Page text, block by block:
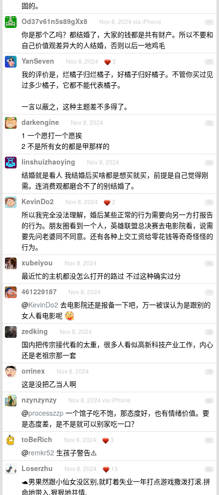
固的。
71
Od37v61n5s89gXx8 Nov 8, 2024 via iPhone
你是那个乙吗？都结婚了，大家的钱都是共有财产。所以不要和
自己价值观差异大的人结婚，否则以后一地鸡毛
72
YanSeven Nov 8, 2024 3
我的评价是，烂橘子归烂橘子，好橘子归好橘子。不管你买过见
过多少橘子，它都不能代表橘子。
一言以蔽之，这种主题差不多得了。
73
darkengine Nov 8, 2024
1 一个愿打一个愿挨
2 不是所有女的都是甲那样的
74
linshuizhaoying Nov 8, 2024
结婚就是看人 我结婚后买啥都是想买就买，前提是自己觉得刚
需。连消费观都磨合不了的别结婚了。
75
KevinDo2 Nov 8, 2024 2
所以我完全没法理解，婚后某些正常的行为需要向另一方打报告
的行为。朋友圈看到一个人，英雄联盟总决赛去电影院看，说需
要先问老婆同不同意。还有各种上交工资给零花钱等奇奇怪怪的
行为。
76
xubeiyou Nov 8, 2024
最近忙的主机都没怎么打开的路过 不过这种确实过分
77
461229187 Nov 8, 2024
@KevinDo2 去电影院还是报备一下吧，万一被误认为是跟别的
女人看电影呢
78
zedking Nov 8, 2024
国内把传宗接代看的太重，很多人看似高新科技产业工作，内心
还是老祖宗那一套
79
orrinex Nov 8, 2024
这是没把乙当人啊
80
nzynzynzy Nov 8, 2024 via iPhone
@processzzp 一个馆子吃不饱，那态度好，也有情绪价值。要
是态度差，是不是就可以别家吃一口？
81
toBeRich Nov 8, 2024 3
@remkr52 生孩子警告⚠️
82
Loserzhu Nov 8, 2024 13
🐢男果然跟小仙女没区别,就盯着失业一年打点游戏撒泼打滚.拼
命地带入,狠狠地共情.